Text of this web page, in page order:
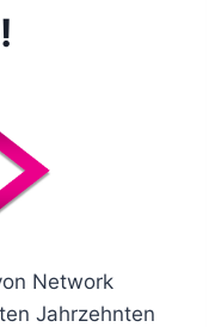
Network
Jahrzehnten